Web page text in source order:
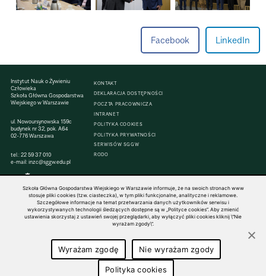
Facebook LinkedIn
Instytut Nauk o Żywieniu
Człowieka
Szkoła Główna Gospodarstwa
Wiejskiego w Warszawie
ul. Nowoursynowska 159c
budynek nr 32, pok. A64
02-776 Warszawa
tel.:22 59 37 010
e-mail:inzc@sggw.edu.pl
KONTAKT
DEKLARACJA DOSTĘPNOŚCI
POCZTA PRACOWNICZA
INTRANET
POLITYKA COOKIES
POLITYKA PRYWATNOŚCI
SERWISÓW SGGW
RODO
© 1816–2026 SGGW — ALL RIGHTS RESERVED
Szkoła Główna Gospodarstwa Wiejskiego w Warszawie informuje, że na swoich stronach www
stosuje pliki cookies (tzw. ciasteczka), w tym pliki funkcjonalne, analityczne i reklamowe.
Szczegółowe informacje na temat przetwarzania danych użytkowników serwisu i
wykorzystywanych technologii śledzących dostępne są w „Polityce cookies”. Aby zmienić
ustawienia skorzystaj z ustawień swojej przeglądarki, aby wyłączyć pliki cookies kliknij \"Nie
wyrażam zgody\".
Wyrażam zgodę Nie wyrażam zgody
Polityka cookies